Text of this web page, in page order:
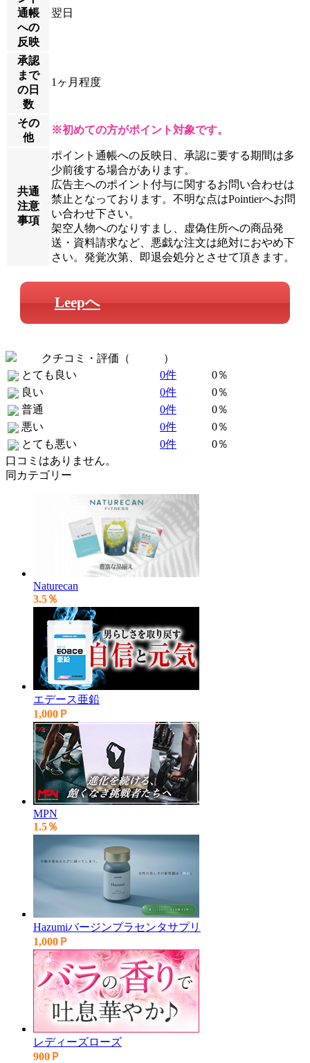
通帳
への
反映
翌日
承認
まで
の日
数
1ヶ月程度
その
他
※初めての方がポイント対象です。
共通
注意
事項
ポイント通帳への反映日、承認に要する期間は多
少前後する場合があります。
広告主へのポイント付与に関するお問い合わせは
禁止となっております。不明な点はPointierへお問
い合わせ下さい。
架空人物へのなりすまし、虚偽住所への商品発
送・資料請求など、悪戯な注文は絶対におやめ下
さい。発覚次第、即退会処分とさせて頂きます。
Leepへ
クチコミ・評価（
）
とても良い
0件
0％
良い
0件
0％
普通
0件
0％
悪い
0件
0％
とても悪い
0件
0％
口コミはありません。
同カテゴリー
Naturecan
3.5％
エデース亜鉛
1,000Ｐ
MPN
1.5％
Hazumiバージンプラセンタサプリ
1,000Ｐ
レディーズローズ
900Ｐ